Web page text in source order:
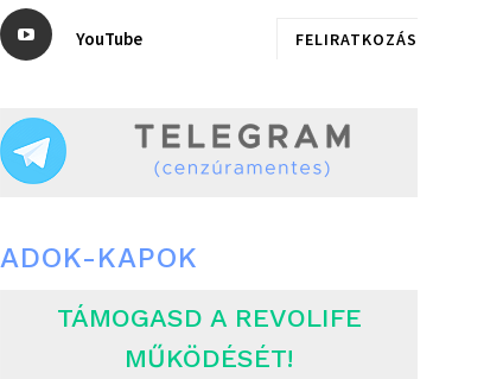
YouTube FELIRATKOZÁS
ADOK-KAPOK
TÁMOGASD A REVOLIFE
MŰKÖDÉSÉT!